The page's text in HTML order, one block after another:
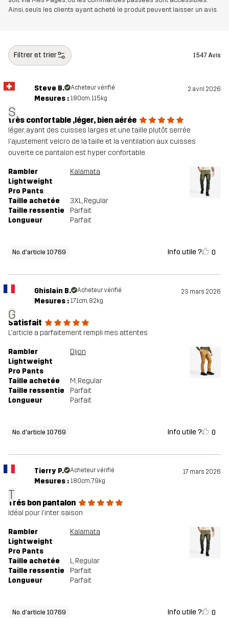
Durabilité
Bluesign® approved
Conçu pour POUR TOUTE L'ANNÉE
Numéro
d'article
10769_2231
Ainsi, seuls les clients ayant acheté le produit peuvent laisser un avis.
Filtrer et trier 1 547 Avis
S
Steve B. Acheteur vérifié 2 avril 2026
Mesures : 180cm, 115kg
très confortable ,léger, bien aérée
léger, ayant des cuisses larges et une taille plutôt serrée
l'ajustement velcro de la taille et la ventilation aux cuisses
ouverte ce pantalon est hyper confortable.
Rambler
Lightweight
Pro Pants
Kalamata
Taille achetée 3XL, Regular
Taille ressentie
Parfait
Longueur
Parfait
No. d'article 10769 Info utile ? 0
G
Ghislain B. Acheteur vérifié 23 mars 2026
Mesures : 171cm, 82kg
Satisfait
L'article a parfaitement rempli mes attentes
Rambler
Lightweight
Pro Pants
Dijon
Taille achetée M, Regular
Taille ressentie
Parfait
Longueur
Parfait
No. d'article 10769 Info utile ? 0
T
Tierry P. Acheteur vérifié 17 mars 2026
Mesures : 180cm, 79kg
Trés bon pantalon
Idéal pour l'inter saison
Rambler
Lightweight
Pro Pants
Kalamata
Taille achetée L, Regular
Taille ressentie
Parfait
Longueur
Parfait
No. d'article 10769 Info utile ? 0